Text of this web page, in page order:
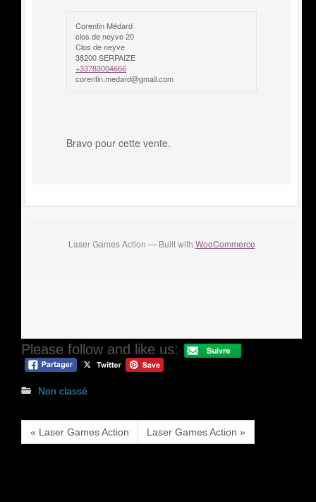
Corentin Médard
clos de neyve 20
Clos de neyve
38200 SERPAIZE
+33783004666
corentin.medard@gmail.com
Bravo pour cette vente.
Laser Games Action — Built with WooCommerce
Please follow and like us:
Non classé
« Laser Games Action Laser Games Action »